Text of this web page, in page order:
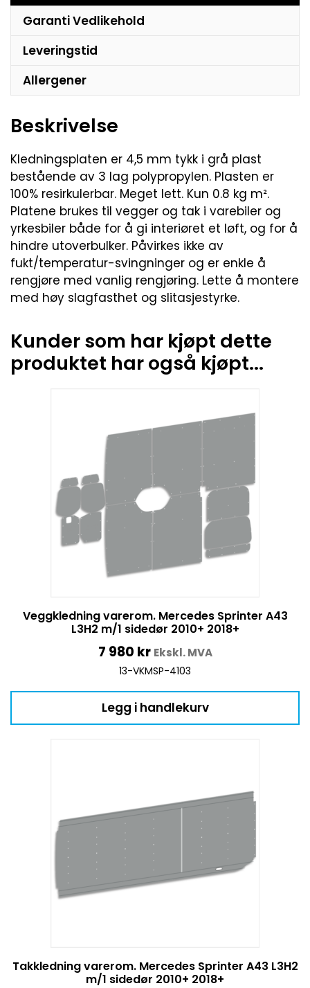
Garanti Vedlikehold
Leveringstid
Allergener
Beskrivelse
Kledningsplaten er 4,5 mm tykk i grå plast
bestående av 3 lag polypropylen. Plasten er
100% resirkulerbar. Meget lett. Kun 0.8 kg m².
Platene brukes til vegger og tak i varebiler og
yrkesbiler både for å gi interiøret et løft, og for å
hindre utoverbulker. Påvirkes ikke av
fukt/temperatur-svingninger og er enkle å
rengjøre med vanlig rengjøring. Lette å montere
med høy slagfasthet og slitasjestyrke.
Kunder som har kjøpt dette
produktet har også kjøpt...
Veggkledning varerom. Mercedes Sprinter A43
L3H2 m/1 sidedør 2010+ 2018+
7 980 kr Ekskl. MVA
13-VKMSP-4103
Legg i handlekurv
Takkledning varerom. Mercedes Sprinter A43 L3H2
m/1 sidedør 2010+ 2018+